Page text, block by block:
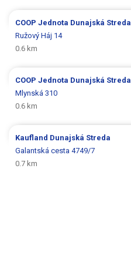
COOP Jednota Dunajská Streda
Ružový Háj 14
0.6 km
COOP Jednota Dunajská Streda
Mlynská 310
0.6 km
Kaufland Dunajská Streda
Galantská cesta 4749/7
0.7 km